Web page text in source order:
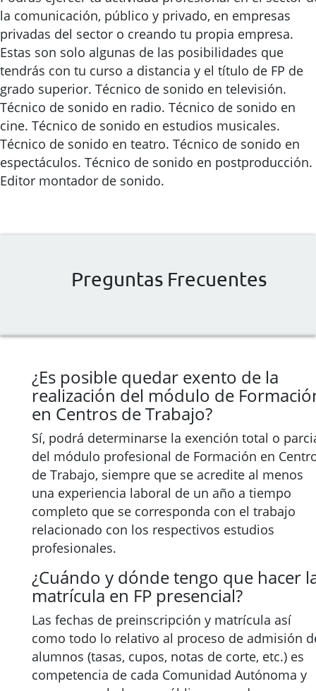
la comunicación, público y privado, en empresas
privadas del sector o creando tu propia empresa.
Estas son solo algunas de las posibilidades que
tendrás con tu curso a distancia y el título de FP de
grado superior. Técnico de sonido en televisión.
Técnico de sonido en radio. Técnico de sonido en
cine. Técnico de sonido en estudios musicales.
Técnico de sonido en teatro. Técnico de sonido en
espectáculos. Técnico de sonido en postproducción.
Editor montador de sonido.
Preguntas Frecuentes
¿Es posible quedar exento de la
realización del módulo de
en Centros de Trabajo?
Sí, podrá determinarse la exención total o
del módulo profesional de Formación en
de Trabajo, siempre que se acredite al menos
una experiencia laboral de un año a tiempo
completo que se corresponda con el trabajo
relacionado con los respectivos estudios
profesionales.
¿Cuándo y dónde tengo que hacer
matrícula en FP presencial?
Las fechas de preinscripción y matrícula así
como todo lo relativo al proceso de admisión
alumnos (tasas, cupos, notas de corte, etc.) es
competencia de cada Comunidad Autónoma y